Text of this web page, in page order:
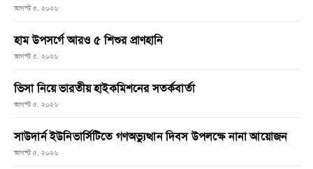
আগস্ট ৫, ২০২৬
হাম উপসর্গে আরও ৫ শিশুর প্রাণহানি
আগস্ট ৫, ২০২৬
ভিসা নিয়ে ভারতীয় হাইকমিশনের সতর্কবার্তা
আগস্ট ৫, ২০২৬
সাউদার্ন ইউনিভার্সিটিতে গণঅভ্যুত্থান দিবস উপলক্ষে নানা আয়োজন
আগস্ট ৫, ২০২৬